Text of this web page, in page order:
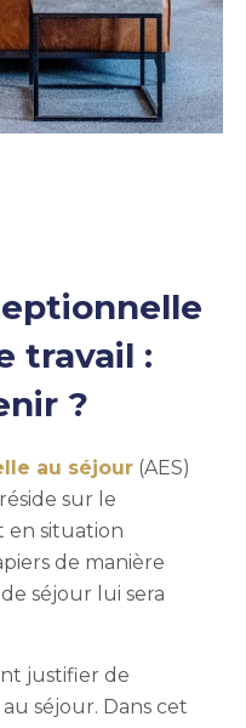
travail :
?
au séjour(AES)
sur le
en situation
de manière
séjour lui sera
justifier de
séjour. Dans cet